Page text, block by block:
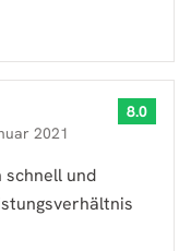
2021
8.0
schnell und